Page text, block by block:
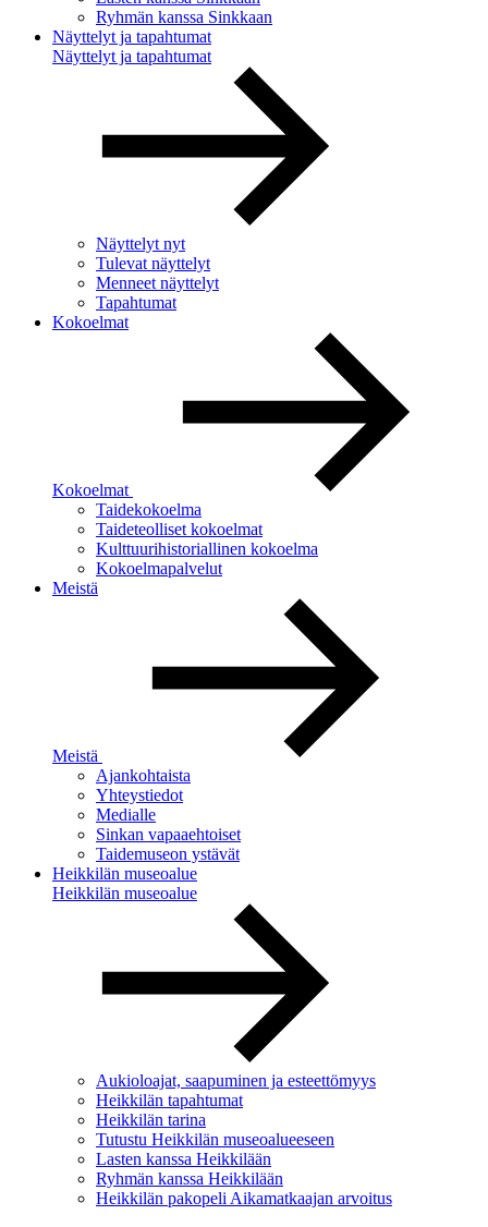
Ryhmän kanssa Sinkkaan
Näyttelyt ja tapahtumat
Näyttelyt ja tapahtumat
Näyttelyt nyt
Tulevat näyttelyt
Menneet näyttelyt
Tapahtumat
Kokoelmat
Kokoelmat
Taidekokoelma
Taideteolliset kokoelmat
Kulttuurihistoriallinen kokoelma
Kokoelmapalvelut
Meistä
Meistä
Ajankohtaista
Yhteystiedot
Medialle
Sinkan vapaaehtoiset
Taidemuseon ystävät
Heikkilän museoalue
Heikkilän museoalue
Aukioloajat, saapuminen ja esteettömyys
Heikkilän tapahtumat
Heikkilän tarina
Tutustu Heikkilän museoalueeseen
Lasten kanssa Heikkilään
Ryhmän kanssa Heikkilään
Heikkilän pakopeli Aikamatkaajan arvoitus